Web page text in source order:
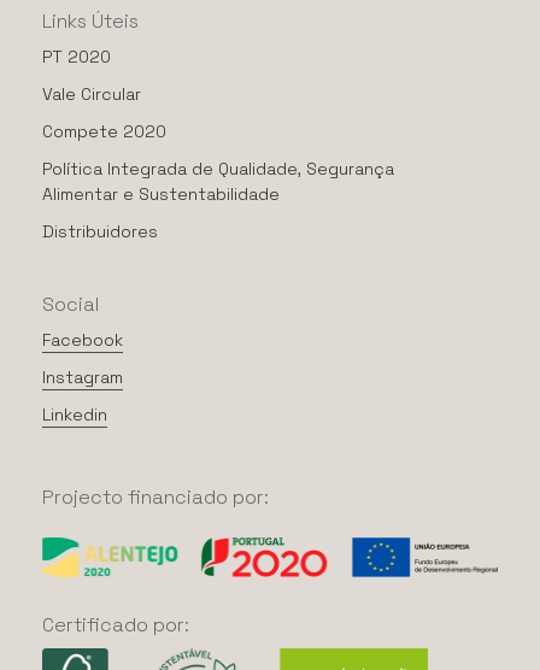
Links Úteis
PT 2020
Vale Circular
Compete 2020
Política Integrada de Qualidade, Segurança
Alimentar e Sustentabilidade
Distribuidores
Social
Facebook
Instagram
Linkedin
Projecto financiado por:
Certificado por: